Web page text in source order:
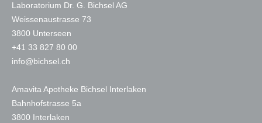
Laboratorium Dr. G. Bichsel AG
Weissenaustrasse 73
3800 Unterseen
+41 33 827 80 00
nf
b chs l ch
Amavita Apotheke Bichsel Interlaken
Bahnhofstrasse 5a
3800 Interlaken